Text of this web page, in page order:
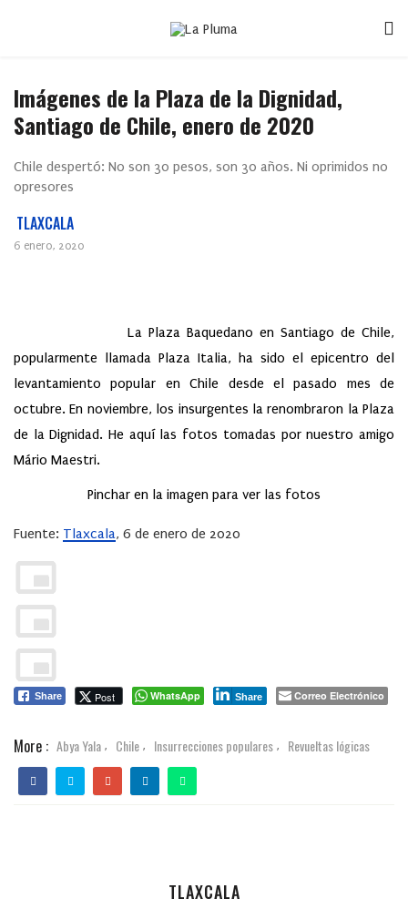
Imágenes de la Plaza de la Dignidad,
Santiago de Chile, enero de 2020
Chile despertó: No son 30 pesos, son 30 años. Ni oprimidos no
opresores
TLAXCALA
6 enero, 2020
La Plaza Baquedano en Santiago de Chile,
popularmente llamada Plaza Italia, ha sido el epicentro del
levantamiento popular en Chile desde el pasado mes de
octubre. En noviembre, los insurgentes la renombraron la Plaza
de la Dignidad. He aquí las fotos tomadas por nuestro amigo
Mário Maestri.
Pinchar en la imagen para ver las fotos
Fuente: Tlaxcala, 6 de enero de 2020
Share Post WhatsApp Share Correo Electrónico
More : Abya Yala , Chile , Insurrecciones populares , Revueltas lógicas
TLAXCALA